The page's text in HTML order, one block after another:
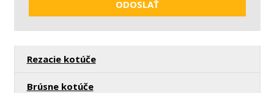
ODOSLAŤ
nepodarilo
odoslať
Rezacie kotúče
Brúsne kotúče